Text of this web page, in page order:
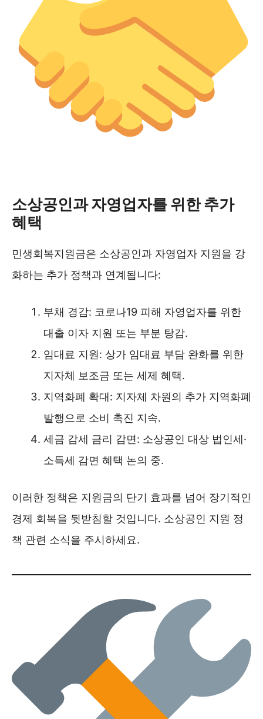
소상공인과 자영업자를 위한 추가
혜택
민생회복지원금은 소상공인과 자영업자 지원을 강
화하는 추가 정책과 연계됩니다:
부채 경감: 코로나19 피해 자영업자를 위한
대출 이자 지원 또는 부분 탕감.
임대료 지원: 상가 임대료 부담 완화를 위한
지자체 보조금 또는 세제 혜택.
지역화폐 확대: 지자체 차원의 추가 지역화폐
발행으로 소비 촉진 지속.
세금 감세 금리 감면: 소상공인 대상 법인세·
소득세 감면 혜택 논의 중.
이러한 정책은 지원금의 단기 효과를 넘어 장기적인
경제 회복을 뒷받침할 것입니다. 소상공인 지원 정
책 관련 소식을 주시하세요.